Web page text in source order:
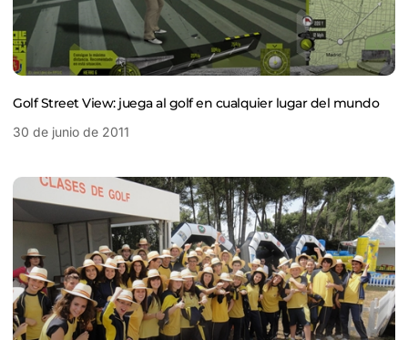
Golf Street View: juega al golf en cualquier lugar del mundo
30 de junio de 2011